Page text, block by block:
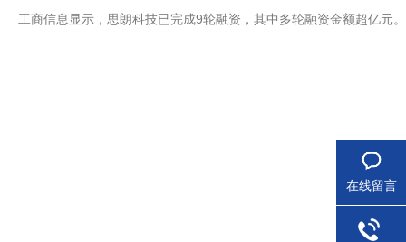
工商信息显示，思朗科技已完成9轮融资，其中多轮融资金额超亿元
在线留言